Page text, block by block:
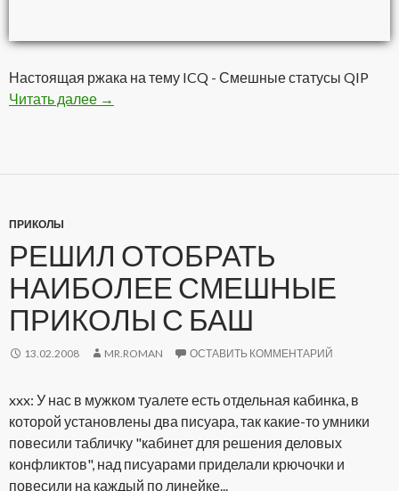
Настоящая ржака на тему ICQ - Смешные статусы QIP
Читать далее Подборка статусов для QIP
→
ПРИКОЛЫ
РЕШИЛ ОТОБРАТЬ
НАИБОЛЕЕ СМЕШНЫЕ
ПРИКОЛЫ С БАШ
13.02.2008 MR.ROMAN ОСТАВИТЬ КОММЕНТАРИЙ
xxx: У нас в мужком туалете есть отдельная кабинка, в
которой установлены два писуара, так какие-то умники
повесили табличку "кабинет для решения деловых
конфликтов", над писуарами приделали крючочки и
повесили на каждый по линейке...